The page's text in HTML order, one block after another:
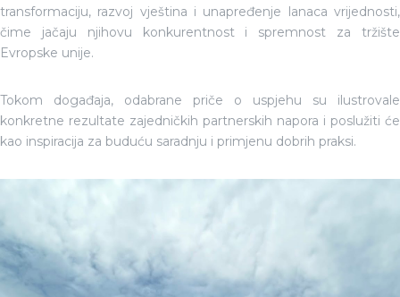
transformaciju, razvoj vještina i unapređenje lanaca vrijednosti,
čime jačaju njihovu konkurentnost i spremnost za tržište
Evropske unije.
Tokom događaja, odabrane priče o uspjehu su ilustrovale
konkretne rezultate zajedničkih partnerskih napora i poslužiti će
kao inspiracija za buduću saradnju i primjenu dobrih praksi.